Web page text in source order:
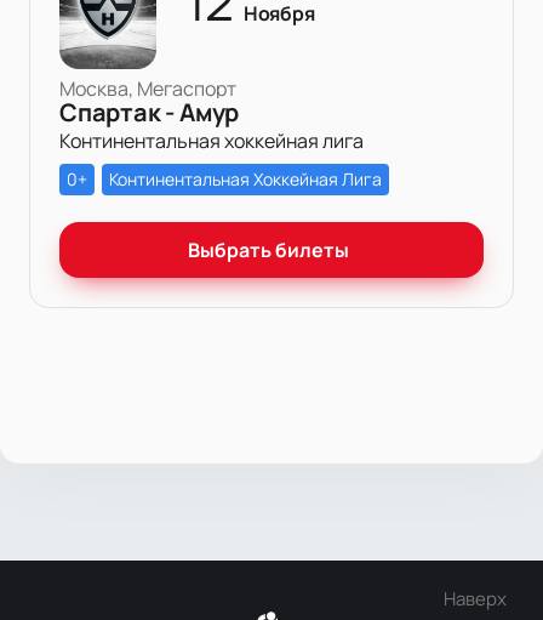
Ноября
Москва, Мегаспорт
Спартак - Амур
Континентальная хоккейная лига
0+ Континентальная Хоккейная Лига
Выбрать билеты
Наверх